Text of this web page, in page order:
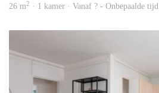
26 m2 · 1 kamer · Vanaf ? - Onbepaalde tijd